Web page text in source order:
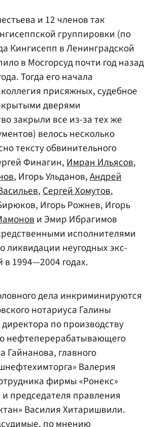
и 12 членов так
группировки (по
Кингисепп в Ленинградской
в Мосгорсуд почти год назад
Тогда его начала
присяжных, судебное
дверями
закрыли все из-за тех же
велось несколько
тексту обвинительного
Финагин,Имран Ильясов,
, Игорь Ульданов,Андрей
,Сергей Хомутов,
Игорь Рожнев, Игорь
и Эмир Ибрагимов
исполнителями
ликвидации неугодных экс-
в 1994—2004 годах.
дела инкриминируются
нотариуса Галины
по производству
нефтеперерабатывающего
Гайнанова, главного
Валерия
фирмы «Ронекс»
и председателя правления
Василия Хитаришвили.
по мнению